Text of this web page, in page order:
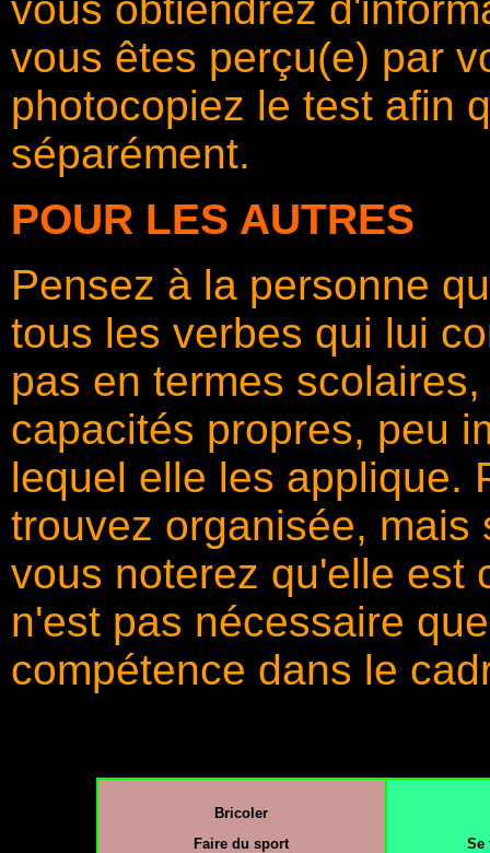
vous êtes perçu(e) par
photocopiez le test afin
séparément.
POUR LES AUTRES
Pensez à la personne
tous les verbes qui lui
pas en termes
capacités propres, peu
lequel elle les applique.
trouvez organisée,
vous noterez qu'elle est
n'est pas nécessaire
compétence dans le
Bricoler
Faire du sport
Se